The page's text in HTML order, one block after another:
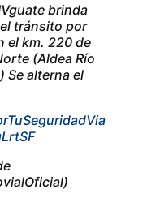
brinda
tránsito por
el km. 220 de
(Aldea Río
Se alterna el